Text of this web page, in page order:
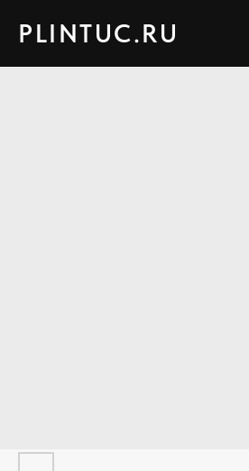
PLINTUC.RU